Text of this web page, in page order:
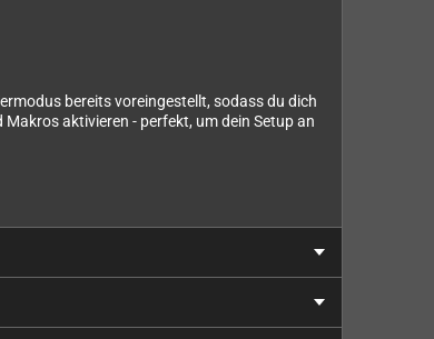
bereits voreingestellt, sodass du dich
aktivieren - perfekt, um dein Setup an